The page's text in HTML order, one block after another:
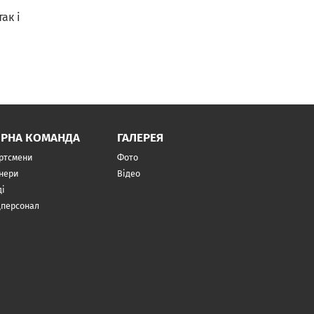
і
КОМАНДА ГАЛЕРЕЯ
Фото
Відео